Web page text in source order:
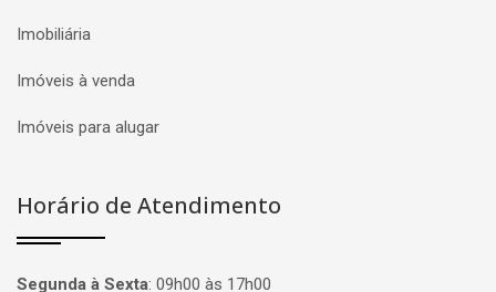
Imobiliária
Imóveis à venda
Imóveis para alugar
Horário de Atendimento
Segunda à Sexta: 09h00 às 17h00